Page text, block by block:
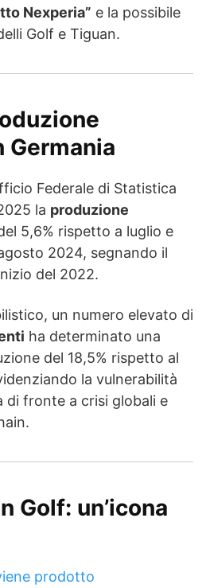
Nexperia” e la possibile
Golf e Tiguan.
Federale di Statistica
la produzione
5,6% rispetto a luglio e
2024, segnando il
del 2022.
un numero elevato di
ha determinato una
del 18,5% rispetto al
la vulnerabilità
di fronte a crisi globali e
Golf: un’icona
prodotto